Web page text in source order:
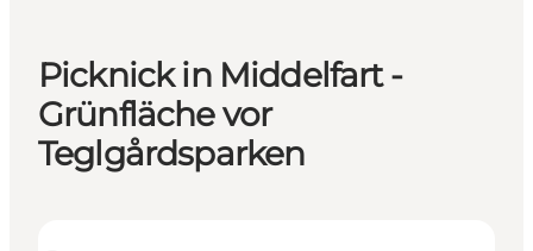
Picknick in Middelfart -
Grünfläche vor
Teglgårdsparken